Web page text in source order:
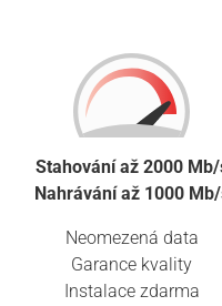
Stahování až 2000
Nahrávání až 1000
Neomezená data
Garance kvality
Instalace zdarma